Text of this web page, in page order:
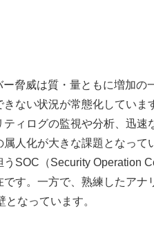
脅威は質・量ともに増加の
ない状況が常態化していま
ィログの監視や分析、迅速
人化が大きな課題となって
SOC（Security Operation
す。一方で、熟練したアナ
なっています。